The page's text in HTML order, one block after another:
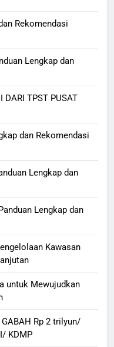
Rekomendasi
Lengkap dan
DARI TPST PUSAT
dan Rekomendasi
Lengkap dan
Lengkap dan
Kawasan
untuk Mewujudkan
Rp 2 trilyun/
KDMP